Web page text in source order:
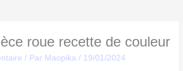
roue recette de couleur
/ Par Maopika/ 19/01/2024